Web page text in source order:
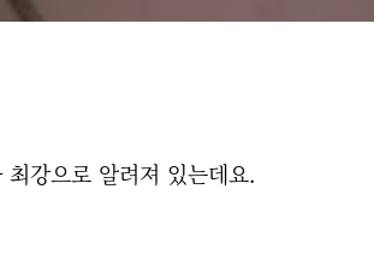
강으로 알려져 있는데요.